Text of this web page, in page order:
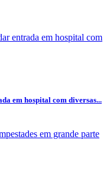
em hospital com diversas...